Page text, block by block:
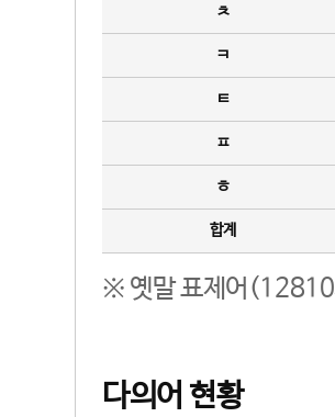
ㅊ
ㅋ
ㅌ
ㅍ
ㅎ
합계
※ 옛말 표제어(12810
다의어 현황